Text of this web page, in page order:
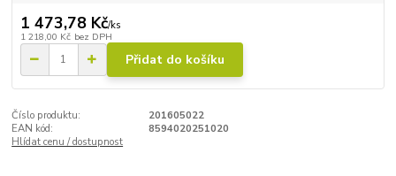
1 473,78 Kč/ks
1 218,00 Kč bez DPH
Přidat do košíku
Číslo produktu:
201605022
EAN kód:
8594020251020
Hlídat cenu / dostupnost